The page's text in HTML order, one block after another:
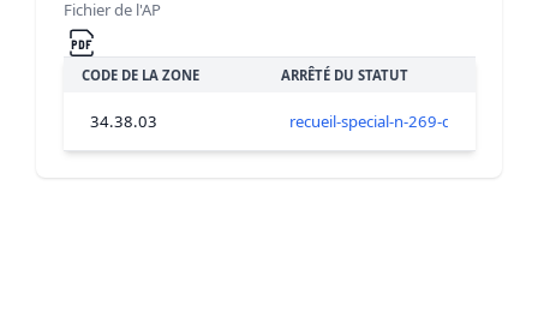
Fichier de l'AP
CODE DE LA ZONE ARRÊTÉ DU STATUT
34.38.03 recueil-special-n-269-du-30-